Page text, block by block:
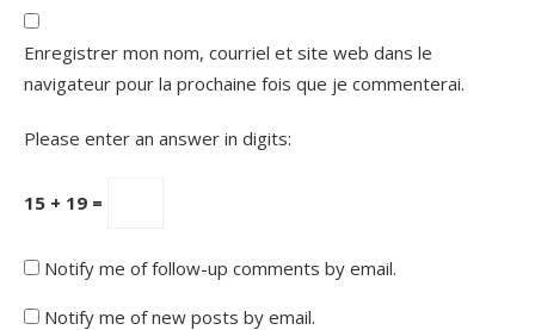
Enregistrer mon nom, courriel et site web dans le
navigateur pour la prochaine fois que je commenterai.
Please enter an answer in digits:
15 + 19 =
Notify me of follow-up comments by email.
Notify me of new posts by email.